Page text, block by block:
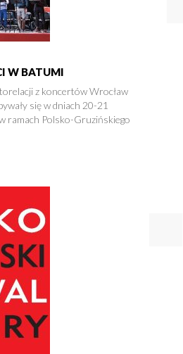
W BATUMI
z koncertów Wrocław
się w dniach 20-21
ramach Polsko-Gruzińskiego